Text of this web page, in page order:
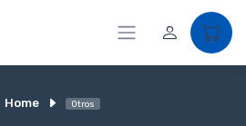
Home Otros